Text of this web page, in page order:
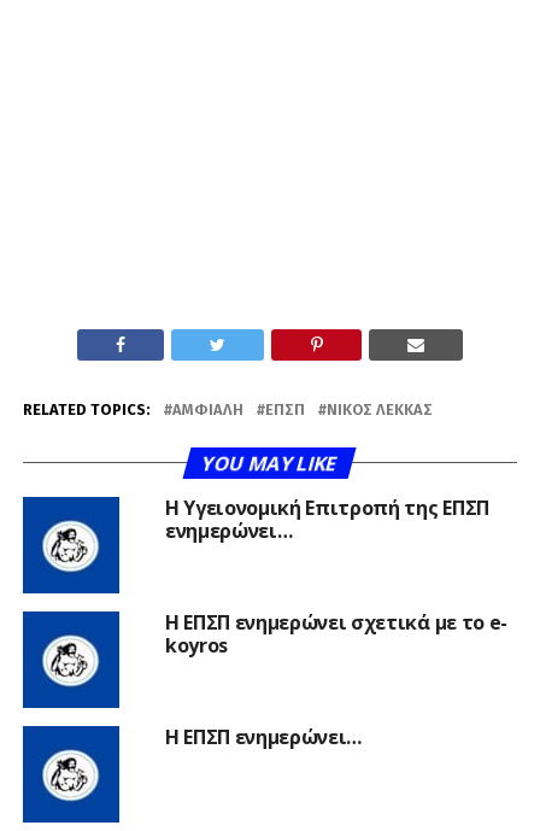
RELATED TOPICS: ΑΜΦΙΆΛΗ ΕΠΣΠ ΝΊΚΟΣ ΛΈΚΚΑΣ
YOU MAY LIKE
Η Υγειονομική Επιτροπή της ΕΠΣΠ
ενημερώνει…
Η ΕΠΣΠ ενημερώνει σχετικά με το e-
koyros
Η ΕΠΣΠ ενημερώνει…